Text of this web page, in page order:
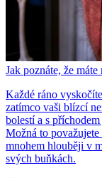
Jak poznáte, že
Každé ráno
zatímco vaši blízcí
bolestí a s
Možná to
mnohem hlouběji v
svých buňkách.